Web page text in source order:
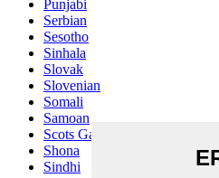
Punjabi
Serbian
Sesotho
Sinhala
Slovak
Slovenian
Somali
Samoan
Scots Gaelic
Shona
Sindhi